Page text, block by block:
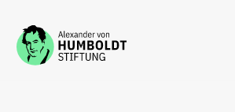
Zum Inhalt springen